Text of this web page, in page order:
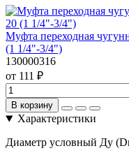
Муфта переходная
(1 1/4"-3/4")
130000316
от 111 ₽
В корзину
Характеристики
Диаметр условный Ду